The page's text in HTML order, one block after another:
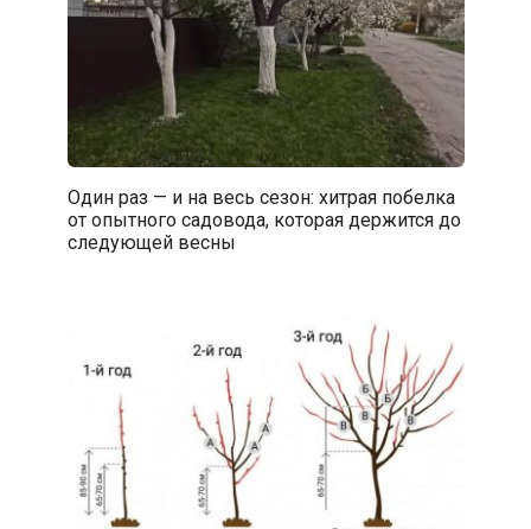
Один раз — и на весь сезон: хитрая побелка
от опытного садовода, которая держится до
следующей весны